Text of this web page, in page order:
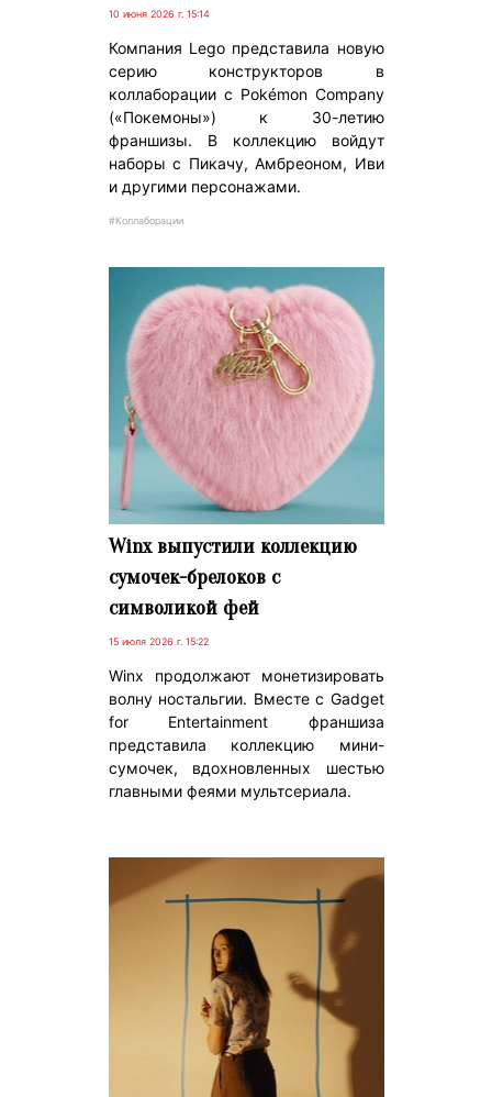
10 июня 2026 г. 15:14
Компания Lego представила новую
серию конструкторов в
коллаборации с Pokémon Company
(«Покемоны») к 30-летию
франшизы. В коллекцию войдут
наборы с Пикачу, Амбреоном, Иви
и другими персонажами.
#Коллаборации
Winx выпустили коллекцию
сумочек-брелоков с
символикой фей
15 июля 2026 г. 15:22
Winx продолжают монетизировать
волну ностальгии. Вместе с Gadget
for Entertainment франшиза
представила коллекцию мини-
сумочек, вдохновленных шестью
главными феями мультсериала.